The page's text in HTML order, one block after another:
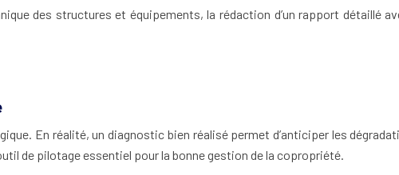
des structures et équipements, la rédaction d’un rapport détaillé
En réalité, un diagnostic bien réalisé permet d’anticiper les
de pilotage essentiel pour la bonne gestion de la copropriété.